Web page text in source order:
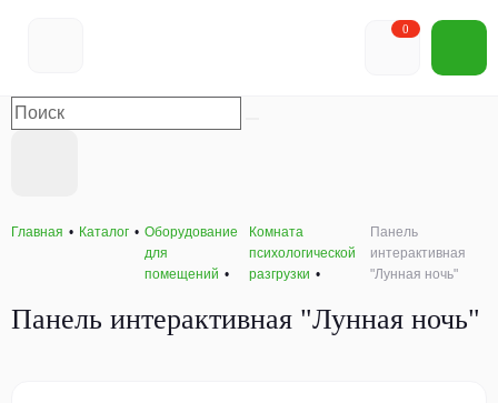
0
Главная Каталог
Оборудование
для
помещений
Комната
психологической
разгрузки
Панель
интерактивная
"Лунная ночь"
Панель интерактивная "Лунная ночь"